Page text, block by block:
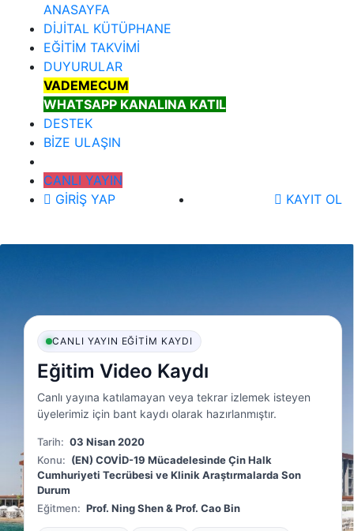
ANASAYFA
DİJİTAL KÜTÜPHANE
EĞİTİM TAKVİMİ
DUYURULAR
VADEMECUM
WHATSAPP KANALINA KATIL
DESTEK
BİZE ULAŞIN
CANLI YAYIN
GİRİŞ YAP
KAYIT OL
CANLI YAYIN EĞITIM KAYDI
Eğitim Video Kaydı
Canlı yayına katılamayan veya tekrar izlemek isteyen
üyelerimiz için bant kaydı olarak hazırlanmıştır.
Tarih: 03 Nisan 2020
Konu: (EN) COVİD-19 Mücadelesinde Çin Halk
Cumhuriyeti Tecrübesi ve Klinik Araştırmalarda Son
Durum
Eğitmen: Prof. Ning Shen & Prof. Cao Bin